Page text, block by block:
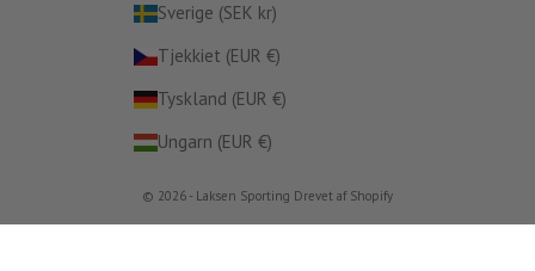
Sverige (SEK kr)
Tjekkiet (EUR €)
Tyskland (EUR €)
Ungarn (EUR €)
© 2026 - Laksen Sporting Drevet af Shopify